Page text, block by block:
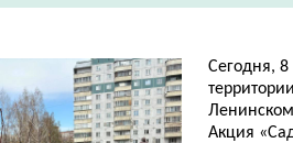
​Сегодня,
Акция